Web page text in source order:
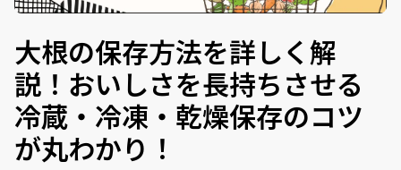
大根の保存方法を詳しく解
説！おいしさを長持ちさせる
冷蔵・冷凍・乾燥保存のコツ
が丸わかり！